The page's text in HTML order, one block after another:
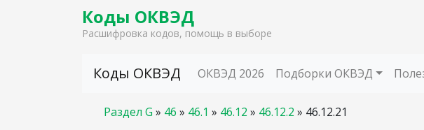
Коды ОКВЭД
Расшифровка кодов, помощь в выборе
Коды ОКВЭД ОКВЭД 2026 Подборки ОКВЭД
Раздел G » 46 » 46.1 » 46.12 » 46.12.2 » 46.12.21